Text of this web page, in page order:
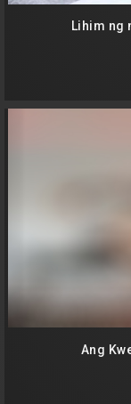
Lihim ng
Ang